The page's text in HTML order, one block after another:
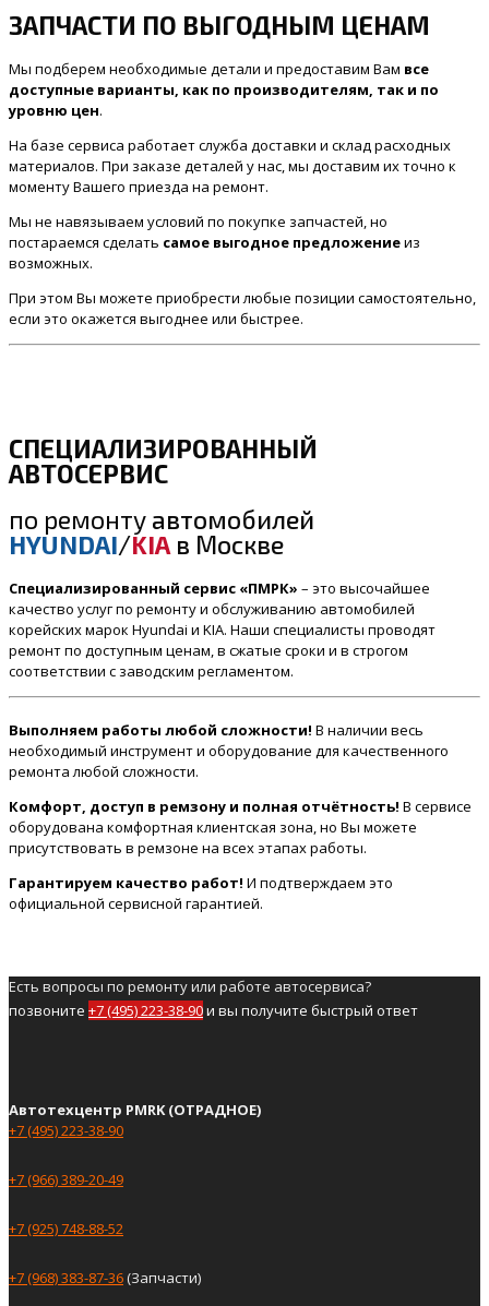
ЗАПЧАСТИ ПО ВЫГОДНЫМ ЦЕНАМ
Мы подберем необходимые детали и предоставим Вам все
доступные варианты, как по производителям, так и по
уровню цен.
На базе сервиса работает служба доставки и склад расходных
материалов. При заказе деталей у нас, мы доставим их точно к
моменту Вашего приезда на ремонт.
Мы не навязываем условий по покупке запчастей, но
постараемся сделать самое выгодное предложениеиз
возможных.
При этом Вы можете приобрести любые позиции самостоятельно,
если это окажется выгоднее или быстрее.
СПЕЦИАЛИЗИРОВАННЫЙ
АВТОСЕРВИС
по ремонту автомобилей
HYUNDAI/KIA в Москве
Специализированный сервис «ПМРК» – это высочайшее
качество услуг по ремонту и обслуживанию автомобилей
корейских марок Hyundai и KIA. Наши специалисты проводят
ремонт по доступным ценам, в сжатые сроки и в строгом
соответствии с заводским регламентом.
Выполняем работы любой сложности! В наличии весь
необходимый инструмент и оборудование для качественного
ремонта любой сложности.
Комфорт, доступ в ремзону и полная отчётность! В сервисе
оборудована комфортная клиентская зона, но Вы можете
присутствовать в ремзоне на всех этапах работы.
Гарантируем качество работ! И подтверждаем это
официальной сервисной гарантией.
Есть вопросы по ремонту или работе автосервиса?
позвоните +7 (495) 223-38-90и вы получите быстрый ответ
Автотехцентр PMRK (ОТРАДНОЕ)
+7 (495) 223-38-90
+7 (966) 389-20-49
+7 (925) 748-88-52
+7 (968) 383-87-36(Запчасти)